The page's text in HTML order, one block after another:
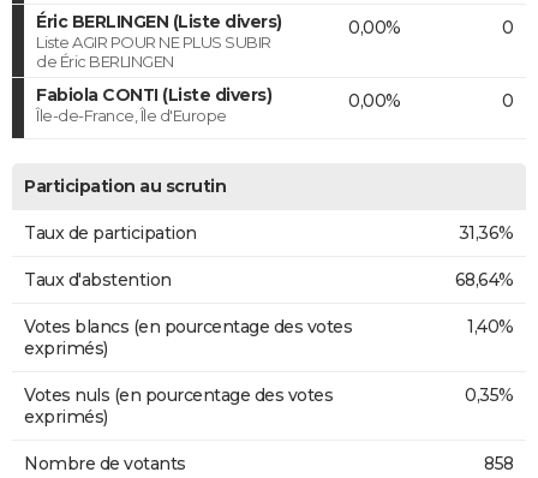
Éric BERLINGEN (Liste divers)
Liste AGIR POUR NE PLUS SUBIR
de Éric BERLINGEN
0,00% 0
Fabiola CONTI (Liste divers)
Île-de-France, Île d'Europe
0,00% 0
Participation au scrutin
Taux de participation 31,36%
Taux d'abstention 68,64%
Votes blancs (en pourcentage des votes
exprimés)
1,40%
Votes nuls (en pourcentage des votes
exprimés)
0,35%
Nombre de votants 858